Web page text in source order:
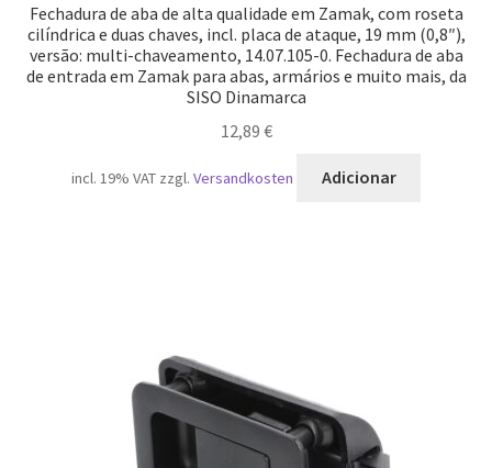
Fechadura de aba de alta qualidade em Zamak, com roseta
cilíndrica e duas chaves, incl. placa de ataque, 19 mm (0,8″),
versão: multi-chaveamento, 14.07.105-0. Fechadura de aba
de entrada em Zamak para abas, armários e muito mais, da
SISO Dinamarca
12,89 €
incl. 19% VAT zzgl. Versandkosten Adicionar